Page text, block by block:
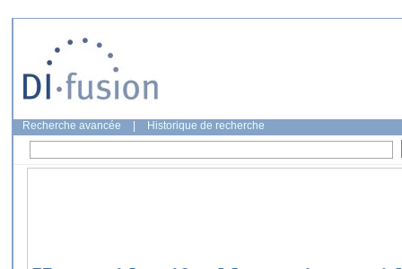
Recherche avancée Historique de recherche